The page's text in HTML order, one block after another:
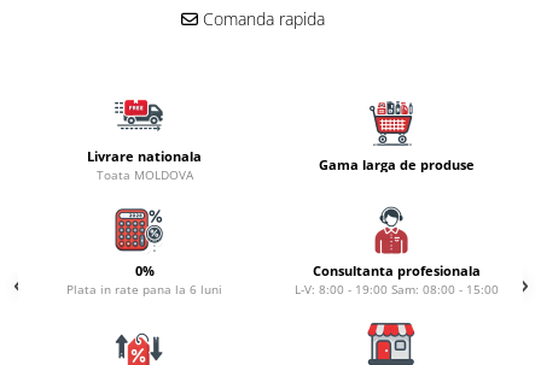
Momeala artificiala
Seminte si mix de seminte
Aditivi, arome, dipuri
Bagajerie pescuit
Comanda rapida
Livrare nationala
Toata MOLDOVA
Gama larga de produse
0%
Plata in rate pana la 6 luni
Consultanta profesionala
L-V: 8:00 - 19:00 Sam: 08:00 - 15:00